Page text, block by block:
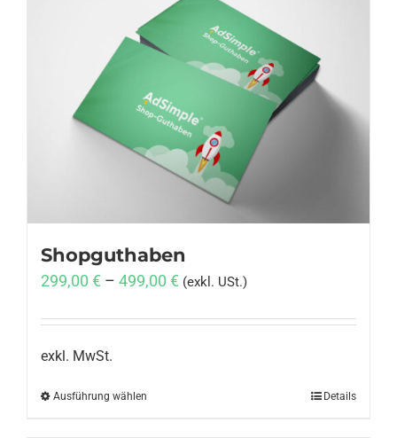
Shopguthaben
299,00 € – 499,00 € (exkl. USt.)
exkl. MwSt.
Ausführung wählen Details